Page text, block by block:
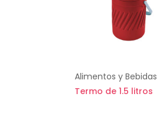
Alimentos y Bebidas
Termo de 1.5 litros